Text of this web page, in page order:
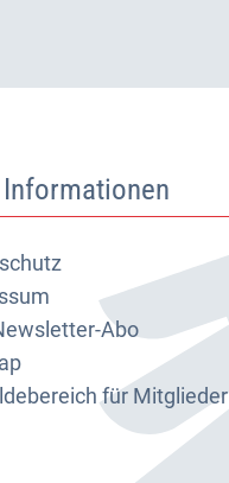
Abo
für Mitglieder